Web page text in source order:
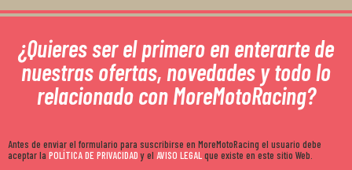
¿Quieres ser el primero en enterarte de
nuestras ofertas, novedades y todo lo
relacionado con MoreMotoRacing?
Antes de enviar el formulario para suscribirse en MoreMotoRacing el usuario debe
aceptar la POLÍTICA DE PRIVACIDADy el AVISO LEGALque existe en este sitio Web.